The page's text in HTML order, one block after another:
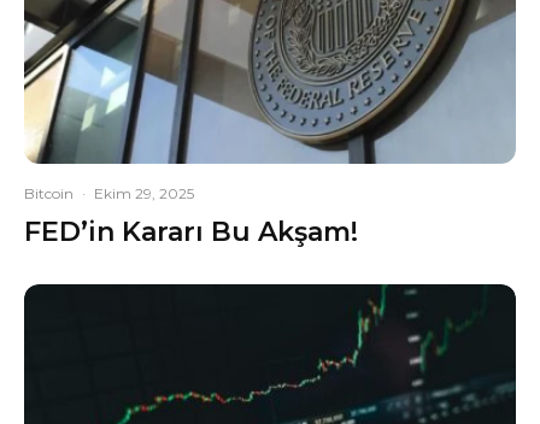
Bitcoin · Ekim 29, 2025
FED’in Kararı Bu Akşam!